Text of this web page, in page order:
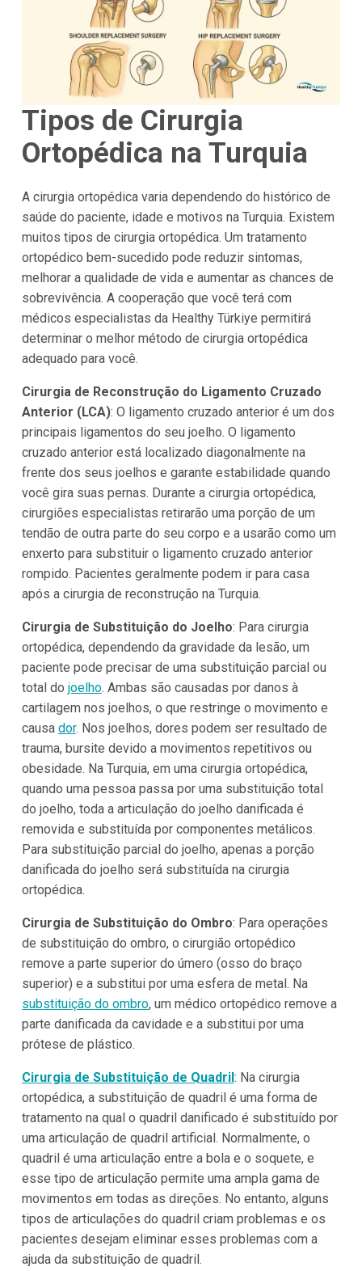
Tipos de Cirurgia
Ortopédica na Turquia
A cirurgia ortopédica varia dependendo do histórico de
saúde do paciente, idade e motivos na Turquia. Existem
muitos tipos de cirurgia ortopédica. Um tratamento
ortopédico bem-sucedido pode reduzir sintomas,
melhorar a qualidade de vida e aumentar as chances de
sobrevivência. A cooperação que você terá com
médicos especialistas da Healthy Türkiye permitirá
determinar o melhor método de cirurgia ortopédica
adequado para você.
Cirurgia de Reconstrução do Ligamento Cruzado
Anterior (LCA): O ligamento cruzado anterior é um dos
principais ligamentos do seu joelho. O ligamento
cruzado anterior está localizado diagonalmente na
frente dos seus joelhos e garante estabilidade quando
você gira suas pernas. Durante a cirurgia ortopédica,
cirurgiões especialistas retirarão uma porção de um
tendão de outra parte do seu corpo e a usarão como um
enxerto para substituir o ligamento cruzado anterior
rompido. Pacientes geralmente podem ir para casa
após a cirurgia de reconstrução na Turquia.
Cirurgia de Substituição do Joelho: Para cirurgia
ortopédica, dependendo da gravidade da lesão, um
paciente pode precisar de uma substituição parcial ou
total do joelho. Ambas são causadas por danos à
cartilagem nos joelhos, o que restringe o movimento e
causa dor. Nos joelhos, dores podem ser resultado de
trauma, bursite devido a movimentos repetitivos ou
obesidade. Na Turquia, em uma cirurgia ortopédica,
quando uma pessoa passa por uma substituição total
do joelho, toda a articulação do joelho danificada é
removida e substituída por componentes metálicos.
Para substituição parcial do joelho, apenas a porção
danificada do joelho será substituída na cirurgia
ortopédica.
Cirurgia de Substituição do Ombro: Para operações
de substituição do ombro, o cirurgião ortopédico
remove a parte superior do úmero (osso do braço
superior) e a substitui por uma esfera de metal. Na
substituição do ombro, um médico ortopédico remove a
parte danificada da cavidade e a substitui por uma
prótese de plástico.
Cirurgia de Substituição de Quadril: Na cirurgia
ortopédica, a substituição de quadril é uma forma de
tratamento na qual o quadril danificado é substituído por
uma articulação de quadril artificial. Normalmente, o
quadril é uma articulação entre a bola e o soquete, e
esse tipo de articulação permite uma ampla gama de
movimentos em todas as direções. No entanto, alguns
tipos de articulações do quadril criam problemas e os
pacientes desejam eliminar esses problemas com a
ajuda da substituição de quadril.